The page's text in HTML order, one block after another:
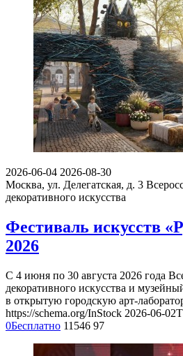
2026-06-04 2026-08-30
Москва, ул. Делегатская, д. 3
декоративного искусства
Фестиваль искусств
2026
С 4 июня по 30 августа 2026 года
декоративного искусства и
в открытую городскую арт-
https://schema.org/InStock 2026-06-
0Бесплатно 11546 97